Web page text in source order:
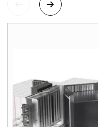
¡Hola!
Servicio al cliente
Herramientas